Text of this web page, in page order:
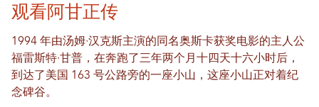
观看阿甘正传
1994 年由汤姆·汉克斯主演的同名奥斯卡获奖电影的主人公
福雷斯特·甘普，在奔跑了三年两个月十四天十六小时后，
到达了美国 163 号公路旁的一座小山，这座小山正对着纪
念碑谷。